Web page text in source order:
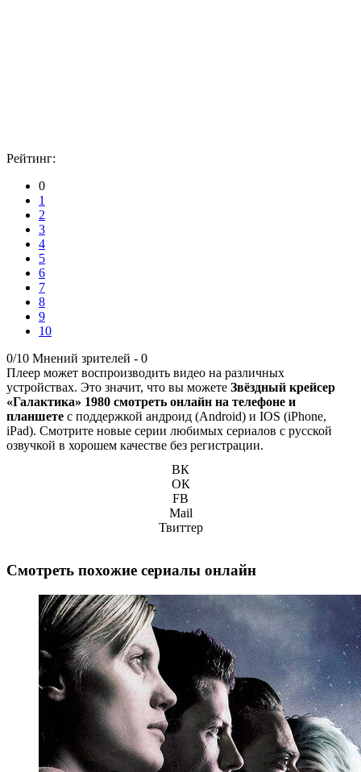
Рейтинг:
0
1
2
3
4
5
6
7
8
9
10
0/10 Мнений зрителей - 0
Плеер может воспроизводить видео на различных
устройствах. Это значит, что вы можете Звёздный крейсер
«Галактика» 1980 смотреть онлайн на телефоне и
планшете с поддержкой андроид (Android) и IOS (iPhone,
iPad). Смотрите новые серии любимых сериалов с русской
озвучкой в хорошем качестве без регистрации.
ВК
ОК
FB
Mail
Твиттер
Смотреть похожие сериалы онлайн